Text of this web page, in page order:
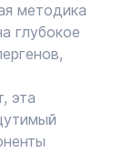
методика
глубокое
эта